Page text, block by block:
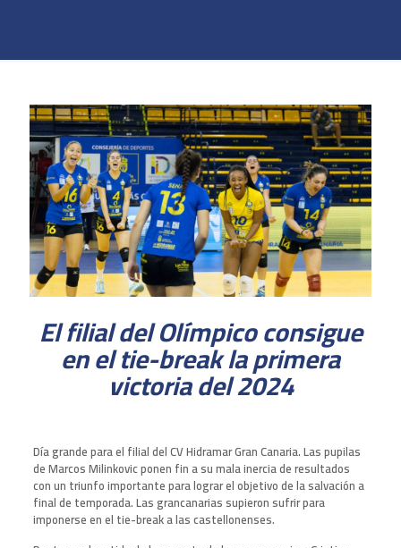
El filial del Olímpico consigue
en el tie-break la primera
victoria del 2024
Día grande para el filial del CV Hidramar Gran Canaria. Las pupilas
de Marcos Milinkovic ponen fin a su mala inercia de resultados
con un triunfo importante para lograr el objetivo de la salvación a
final de temporada. Las grancanarias supieron sufrir para
imponerse en el tie-break a las castellonenses.